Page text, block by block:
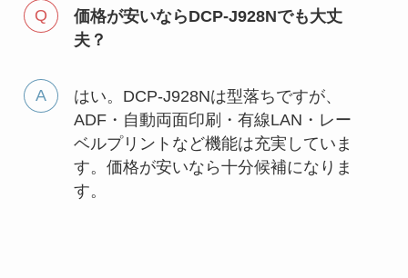
価格が安いならDCP-J928Nでも大丈
夫？
はい。DCP-J928Nは型落ちですが、
ADF・自動両面印刷・有線LAN・レー
ベルプリントなど機能は充実していま
す。価格が安いなら十分候補になりま
す。